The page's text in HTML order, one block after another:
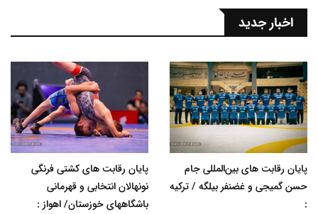
اخبار جدید
پایان رقابت های بین‌المللی جام
حسن گمیجی و غضنفر بیلگه / ترکیه
:
پایان رقابت های کشتی فرنگی
نونهالان انتخابی و قهرمانی
باشگاههای خوزستان/ اهواز :